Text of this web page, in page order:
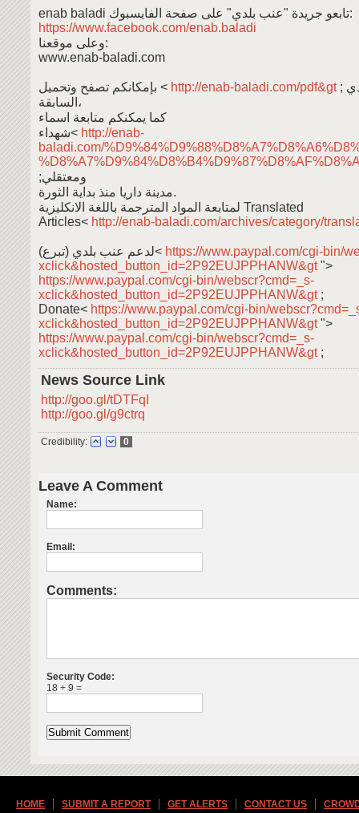
enab baladi تابعو جريدة "عنب بلدي" على صفحة الفايسبوك:
https://www.facebook.com/enab.baladi
وعلى موقعنا:
www.enab-baladi.com
بإمكانكم تصفح وتحميل < http://enab-baladi.com/pdf&gt ; أعداد عنب بلدي
السابقة،
كما يمكنكم متابعة اسماء
شهداء< http://enab-
baladi.com/
;ومعتقلي
مدينة داريا منذ بداية الثورة.
لمتابعة المواد المترجمة باللغة الانكليزية Translated
Articles< http://enab-baladi.com/archives/category/
لدعم عنب بلدي (تبرع)< https://www.paypal.com/cgi-bin/
xclick&hosted_button_id=2P92EUJPPHANW&gt">
https://www.paypal.com/cgi-bin/webscr?cmd=_s-
xclick&hosted_button_id=2P92EUJPPHANW&gt ;
Donate< https://www.paypal.com/cgi-bin/
xclick&hosted_button_id=2P92EUJPPHANW&gt">
https://www.paypal.com/cgi-bin/webscr?cmd=_s-
xclick&hosted_button_id=2P92EUJPPHANW&gt ;
News Source Link
http://goo.gl/tDTFqI
http://goo.gl/g9ctrq
Credibility: 0
Leave A Comment
Name:
Email:
Comments:
Security Code:
18 + 9 =
HOME SUBMIT A REPORT GET ALERTS CONTACT US